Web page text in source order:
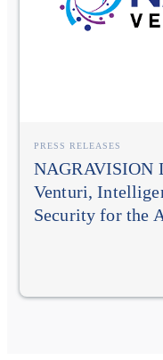
PRESS RELEASES
NAGRAVISION
Venturi,
Security for the